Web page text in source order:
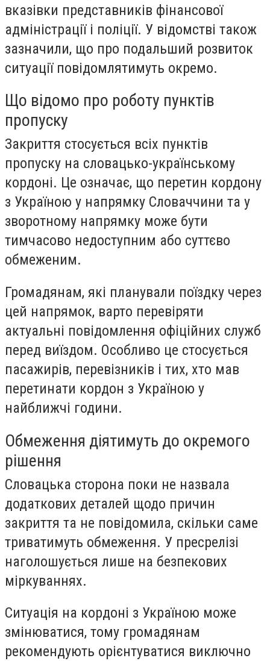
вказівки представників фінансової
адміністрації і поліції. У відомстві також
зазначили, що про подальший розвиток
ситуації повідомлятимуть окремо.
Що відомо про роботу пунктів
пропуску
Закриття стосується всіх пунктів
пропуску на словацько-українському
кордоні. Це означає, що перетин кордону
з Україною у напрямку Словаччини та у
зворотному напрямку може бути
тимчасово недоступним або суттєво
обмеженим.
Громадянам, які планували поїздку через
цей напрямок, варто перевіряти
актуальні повідомлення офіційних служб
перед виїздом. Особливо це стосується
пасажирів, перевізників і тих, хто мав
перетинати кордон з Україною у
найближчі години.
Обмеження діятимуть до окремого
рішення
Словацька сторона поки не назвала
додаткових деталей щодо причин
закриття та не повідомила, скільки саме
триватимуть обмеження. У пресрелізі
наголошується лише на безпекових
міркуваннях.
Ситуація на кордоні з Україною може
змінюватися, тому громадянам
рекомендують орієнтуватися виключно